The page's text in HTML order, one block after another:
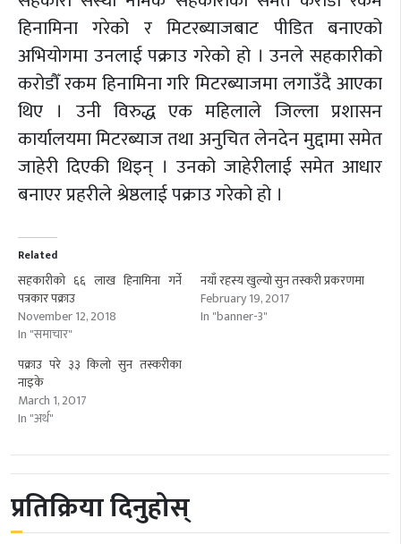
हिनामिना गरेको र मिटरब्याजबाट पीडित बनाएको
अभियोगमा उनलाई पक्राउ गरेको हो । उनले सहकारीको
करोडौँ रकम हिनामिना गरि मिटरब्याजमा लगाउँदै आएका
थिए । उनी विरुद्ध एक महिलाले जिल्ला प्रशासन
कार्यालयमा मिटरब्याज तथा अनुचित लेनदेन मुद्दामा समेत
जाहेरी दिएकी थिइन् । उनको जाहेरीलाई समेत आधार
बनाएर प्रहरीले श्रेष्ठलाई पक्राउ गरेको हो ।
Related
सहकारीको ६६ लाख हिनामिना गर्ने
पत्रकार पक्राउ
November 12, 2018
In "समाचार"
नयाँ रहस्य खुल्यो सुन तस्करी प्रकरणमा
February 19, 2017
In "banner-3"
पक्राउ परे ३३ किलो सुन तस्करीका
नाइके
March 1, 2017
In "अर्थ"
प्रतिक्रिया दिनुहोस्